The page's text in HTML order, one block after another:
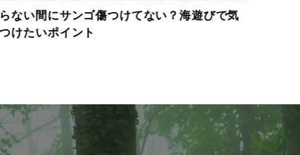
ない間にサンゴ傷つけてない？海遊びで気
けたいポイント